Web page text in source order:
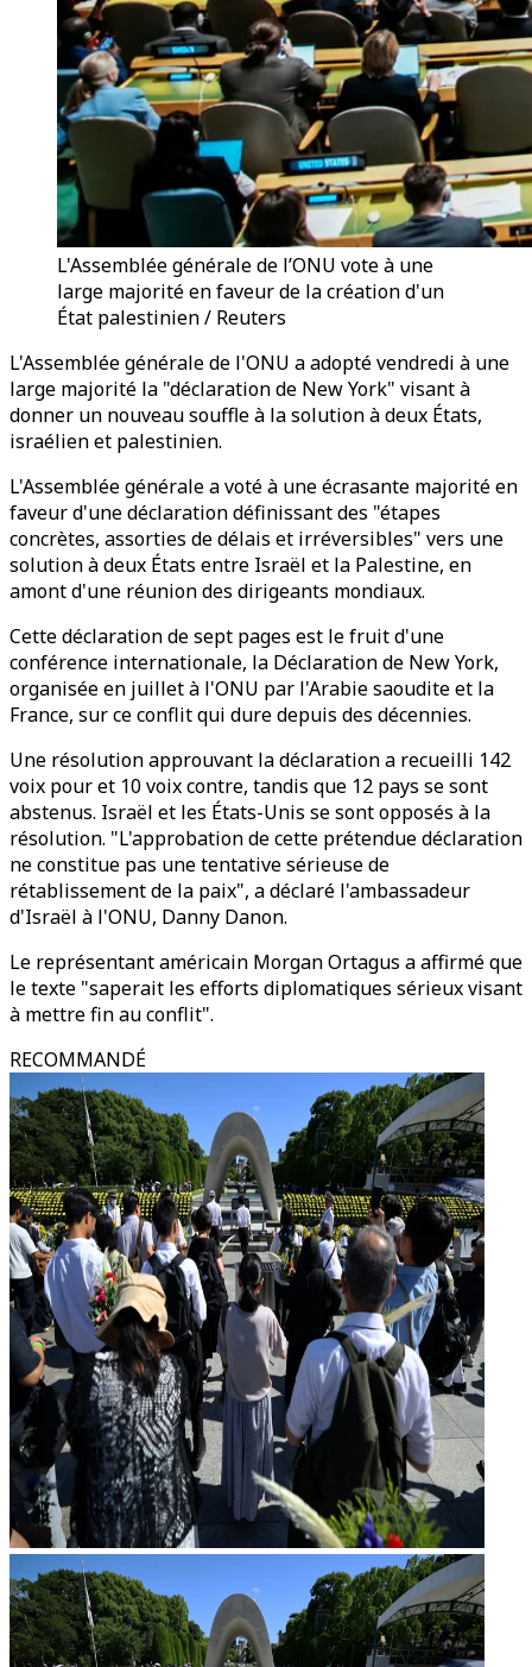
L'Assemblée générale de l’ONU vote à une
large majorité en faveur de la création d'un
État palestinien / Reuters
L'Assemblée générale de l'ONU a adopté vendredi à une
large majorité la "déclaration de New York" visant à
donner un nouveau souffle à la solution à deux États,
israélien et palestinien.
L'Assemblée générale a voté à une écrasante majorité en
faveur d'une déclaration définissant des "étapes
concrètes, assorties de délais et irréversibles" vers une
solution à deux États entre Israël et la Palestine, en
amont d'une réunion des dirigeants mondiaux.
Cette déclaration de sept pages est le fruit d'une
conférence internationale, la Déclaration de New York,
organisée en juillet à l'ONU par l'Arabie saoudite et la
France, sur ce conflit qui dure depuis des décennies.
Une résolution approuvant la déclaration a recueilli 142
voix pour et 10 voix contre, tandis que 12 pays se sont
abstenus. Israël et les États-Unis se sont opposés à la
résolution. "L'approbation de cette prétendue déclaration
ne constitue pas une tentative sérieuse de
rétablissement de la paix", a déclaré l'ambassadeur
d'Israël à l'ONU, Danny Danon.
Le représentant américain Morgan Ortagus a affirmé que
le texte "saperait les efforts diplomatiques sérieux visant
à mettre fin au conflit".
RECOMMANDÉ